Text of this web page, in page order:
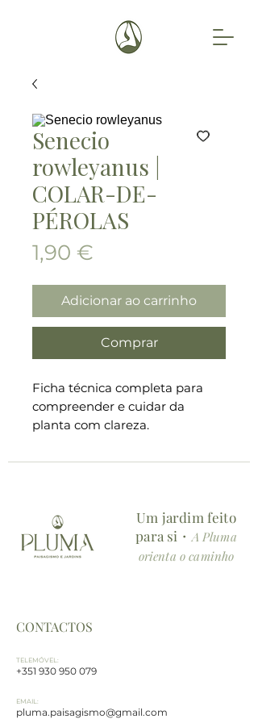
Senecio
rowleyanus |
COLAR-DE-
PÉROLAS
1,90 €
Adicionar ao carrinho
Comprar
Ficha técnica completa para
compreender e cuidar da
planta com clareza.
Conteúdo da ficha:
essenciais
・Cuidados e manutenção
detalhados
(onde colocar, como usar e que
・Simbologia e energia no
Um jardim feito
para si・ A Pluma
orienta o caminho
CONTACTOS
TELEMÓVEL:
+351 930 950 079
EMAIL:
pluma.paisagismo@gmail.com